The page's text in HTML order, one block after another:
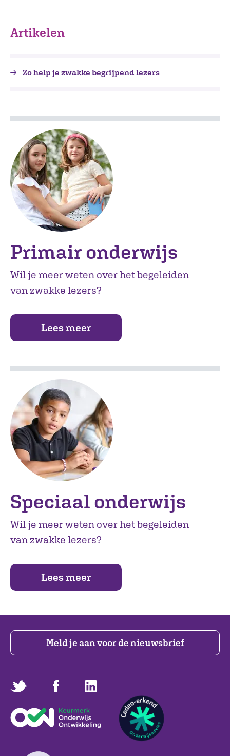
Artikelen
Zo help je zwakke begrijpend lezers
Primair onderwijs
Wil je meer weten over het begeleiden
van zwakke lezers?
Lees meer
Speciaal onderwijs
Wil je meer weten over het begeleiden
van zwakke lezers?
Lees meer
Meld je aan voor de nieuwsbrief